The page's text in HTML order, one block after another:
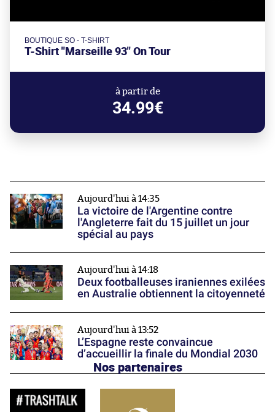
BOUTIQUE SO - T-SHIRT
T-Shirt "Marseille 93" On Tour
à partir de
34.99€
Aujourd'hui à 14:35
La victoire de l'Argentine contre
l'Angleterre fait du 15 juillet un jour
spécial au pays
Aujourd'hui à 14:18
Deux footballeuses iraniennes exilées
en Australie obtiennent la citoyenneté
Aujourd'hui à 13:52
L’Espagne reste convaincue
d’accueillir la finale du Mondial 2030
Nos partenaires